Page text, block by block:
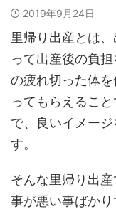
2019年9月24日
里帰り出産とは
って出産後の負
の疲れ切った体
ってもらえるこ
で、良いイメー
す。
そんな里帰り出
事が悪い事ばか